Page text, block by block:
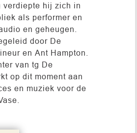
verdiepte hij zich in
als performer en
en geheugen.
door De
en Ant Hampton.
van tg De
op dit moment aan
en muziek voor de